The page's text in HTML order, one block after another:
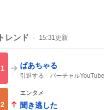
トレンド 15:31更新
1 ばあちゃる
引退する バーチャル
2
エンタメ
聞き逃した